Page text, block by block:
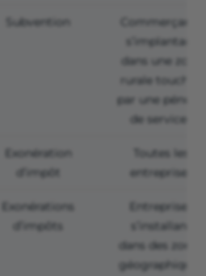
Subvention
Commerçants
s’implantant
dans une zone
rurale touchée
par une pénurie
de services
Exonération
d’impôt
Toutes les
entreprises
Exonérations
d’impôts
Entreprises
s’installant
dans des zones
géographiques